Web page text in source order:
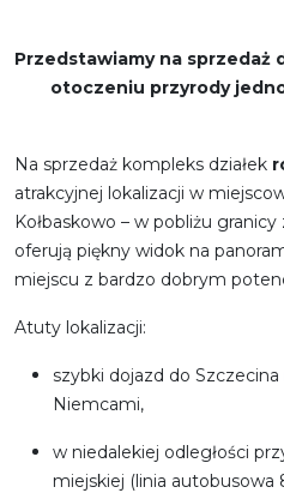
Przedstawiamy na sprzedaż
otoczeniu przyrody
Na sprzedaż kompleks działek
atrakcyjnej lokalizacji w
Kołbaskowo – w pobliżu
oferują piękny widok na
miejscu z bardzo dobrym
Atuty lokalizacji:
szybki dojazd do
Niemcami,
w niedalekiej odległości
miejskiej (linia autobusowa